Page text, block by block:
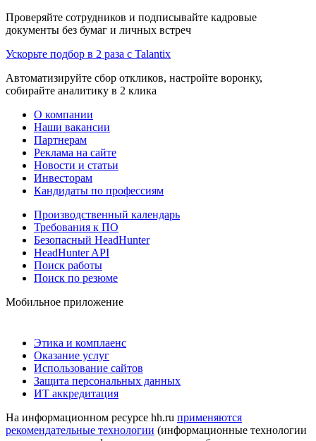
Проверяйте сотрудников и подписывайте кадровые
документы без бумаг и личных встреч
Ускорьте подбор в 2 раза с Talantix
Автоматизируйте сбор откликов, настройте воронку,
собирайте аналитику в 2 клика
О компании
Наши вакансии
Партнерам
Реклама на сайте
Новости и статьи
Инвесторам
Кандидаты по профессиям
Производственный календарь
Требования к ПО
Безопасный HeadHunter
HeadHunter API
Поиск работы
Поиск по резюме
Мобильное приложение
Этика и комплаенс
Оказание услуг
Использование сайтов
Защита персональных данных
ИТ аккредитация
На информационном ресурсе hh.ru применяются
рекомендательные технологии (информационные технологии